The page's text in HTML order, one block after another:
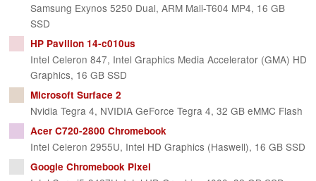
Samsung Exynos 5250 Dual, ARM Mali-T604 MP4, 16 GB
SSD
HP Pavilion 14-c010us
Intel Celeron 847, Intel Graphics Media Accelerator (GMA) HD
Graphics, 16 GB SSD
Microsoft Surface 2
Nvidia Tegra 4, NVIDIA GeForce Tegra 4, 32 GB eMMC Flash
Acer C720-2800 Chromebook
Intel Celeron 2955U, Intel HD Graphics (Haswell), 16 GB SSD
Google Chromebook Pixel